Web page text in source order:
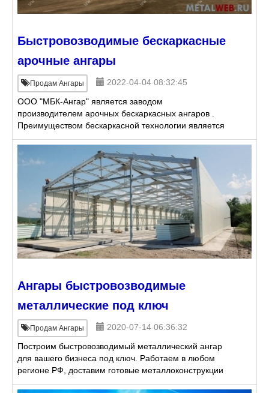
Быстровозводимые бескаркасные
арочные ангары
Продам Ангары
2022-04-04 08:32:45
ООО "МБК-Ангар" является заводом
производителем арочных бескаркасных ангаров .
Преимуществом бескаркасной технологии является
возможность транспортировки конструкции в
разобранном виде. Такие ангары в
Ангары быстровозводимые
металлические под ключ
Продам Ангары
2020-07-14 06:36:32
Построим быстровозводимый металлический ангар
для вашего бизнеса под ключ. Работаем в любом
регионе РФ, доставим готовые металлоконструкции
в течении 7-и дней. Наши ангары можно